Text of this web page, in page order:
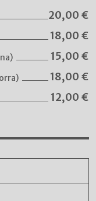
20,00 €
18,00 €
15,00 €
18,00 €
12,00 €